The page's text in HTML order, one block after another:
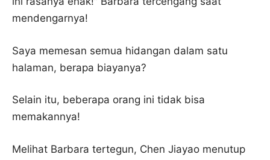
mendengarnya!
Saya memesan semua hidangan dalam satu
halaman, berapa biayanya?
Selain itu, beberapa orang ini tidak bisa
memakannya!
Melihat Barbara tertegun, Chen Jiayao menutup